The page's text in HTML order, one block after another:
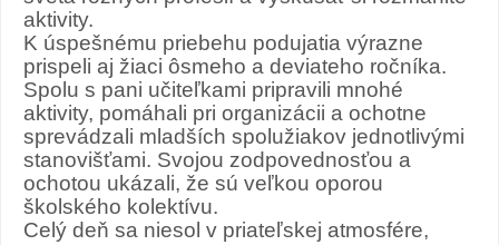
aktivity.
K úspešnému priebehu podujatia výrazne
prispeli aj žiaci ôsmeho a deviateho ročníka.
Spolu s pani učiteľkami pripravili mnohé
aktivity, pomáhali pri organizácii a ochotne
sprevádzali mladších spolužiakov jednotlivými
stanovišťami. Svojou zodpovednosťou a
ochotou ukázali, že sú veľkou oporou
školského kolektívu.
Celý deň sa niesol v priateľskej atmosfére,